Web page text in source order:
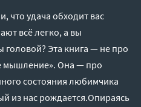
что удача обходит вас
всё легко, а вы
Эта книга — не про
мышление». Она — про
состояния любимчика
из нас рождается.Опираясь